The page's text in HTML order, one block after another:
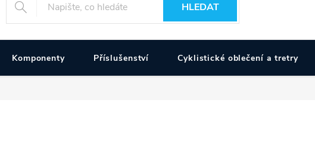
HLEDAT
Komponenty Příslušenství Cyklistické oblečení a tretry